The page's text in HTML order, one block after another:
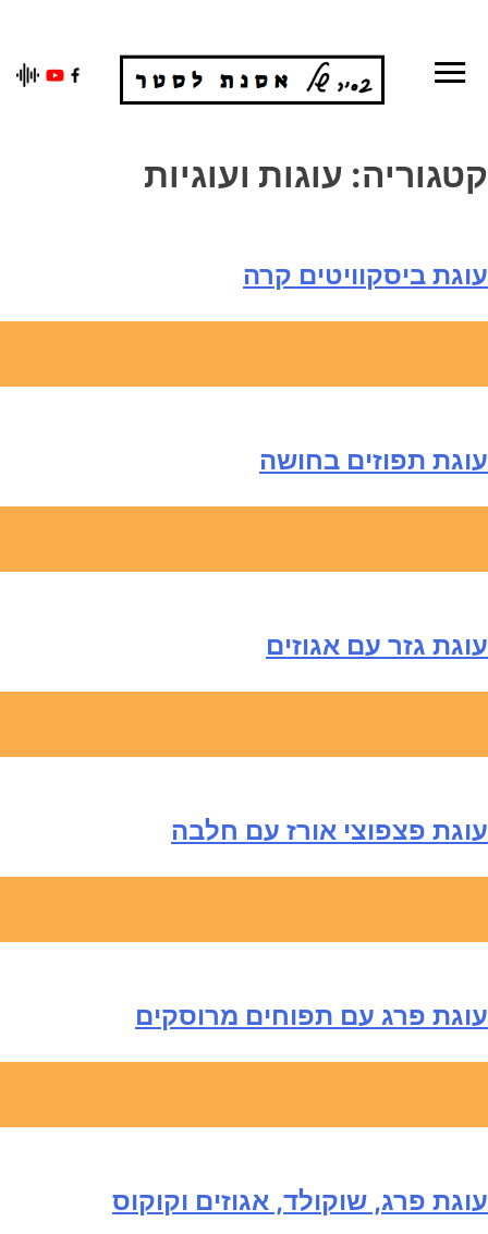
Skip
קטגוריה: עוגות ועוגיות
עוגת ביסקוויטים קרה
עוגת תפוזים בחושה
עוגת גזר עם אגוזים
עוגת פצפוצי אורז עם חלבה
עוגת פרג עם תפוחים מרוסקים
עוגת פרג, שוקולד, אגוזים וקוקוס